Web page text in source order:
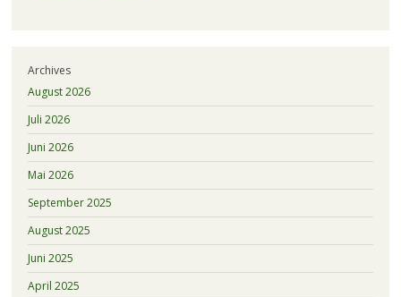
Archives
August 2026
Juli 2026
Juni 2026
Mai 2026
September 2025
August 2025
Juni 2025
April 2025